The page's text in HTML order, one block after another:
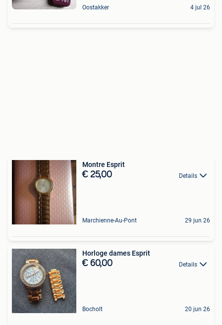
Oostakker 4 jul 26
Montre Esprit
€ 25,00 Details
Marchienne-Au-Pont 29 jun 26
Horloge dames Esprit
€ 60,00 Details
Bocholt 20 jun 26